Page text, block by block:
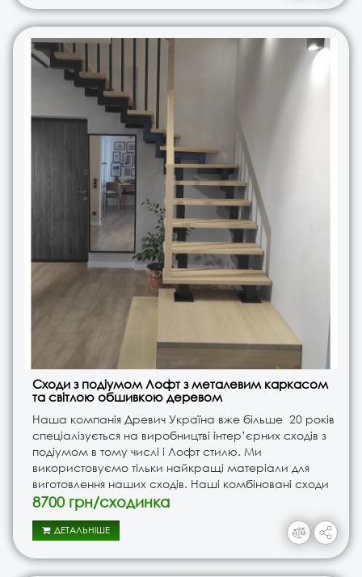
Сходи з подіумом Лофт з металевим каркасом
та світлою обшивкою деревом
Наша компанія Древич Україна вже більше 20 років
спеціалізується на виробництві інтер’єрних сходів з
подіумом в тому числі і Лофт стилю. Ми
використовуємо тільки найкращі матеріали для
виготовлення наших сходів. Наші комбіновані сходи
мають металевий каркас, що забезпечує їхню
8700 грн/сходинка
ДЕТАЛЬНІШЕ